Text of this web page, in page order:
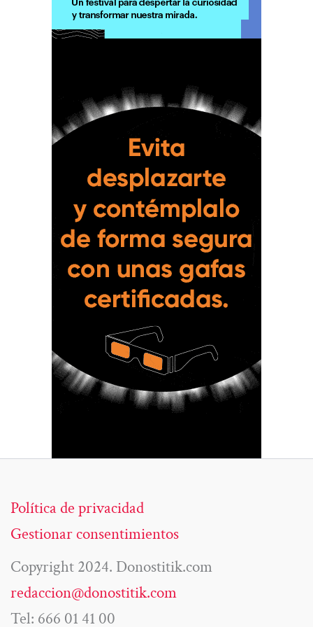
Política de privacidad
Gestionar consentimientos
Copyright 2024. Donostitik.com
redaccion@donostitik.com
Tel: 666 01 41 00